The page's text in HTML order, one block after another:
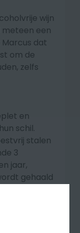
wijn
een
dat
om de
zelfs
en
schil.
stalen
3
jaar,
gehaald